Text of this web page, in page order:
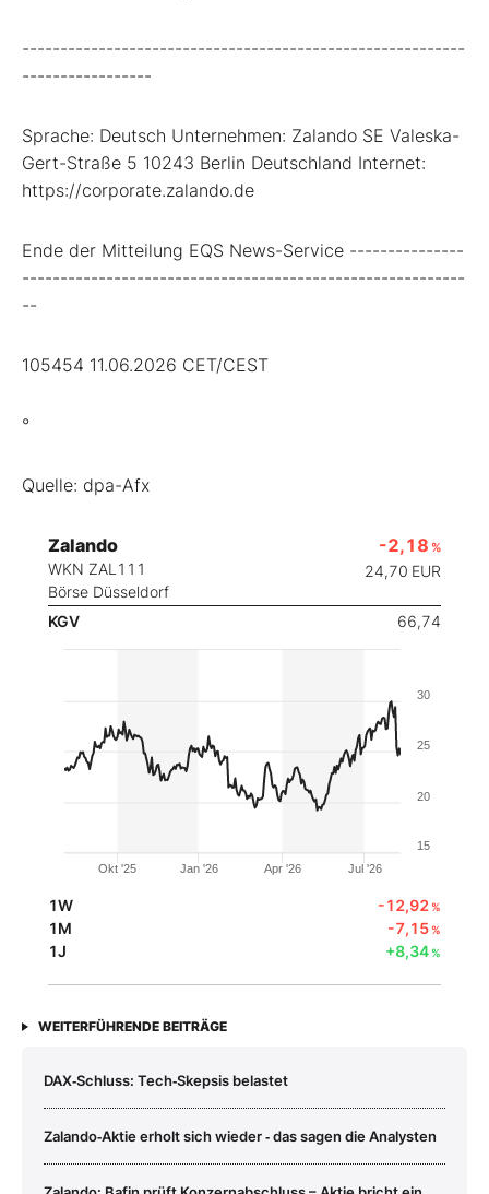
----------------------------------------------------------
-----------------
Sprache: Deutsch Unternehmen: Zalando SE Valeska-
Gert-Straße 5 10243 Berlin Deutschland Internet:
https://corporate.zalando.de
Ende der Mitteilung EQS News-Service ---------------
----------------------------------------------------------
--
105454 11.06.2026 CET/CEST
°
Quelle: dpa-Afx
Zalando
WKN ZAL111
Börse Düsseldorf
-2,18 %
24,70 EUR
KGV 66,74
Okt '25 Jan '26 Apr '26 Jul '26
15
20
25
30
1W -12,92%
1M -7,15%
1J +8,34%
WEITERFÜHRENDE BEITRÄGE
DAX‑Schluss: Tech‑Skepsis belastet
Zalando‑Aktie erholt sich wieder ‑ das sagen die Analysten